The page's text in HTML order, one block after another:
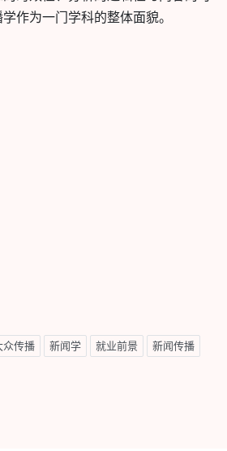
作为一门学科的整体面貌。
众传播 新闻学 就业前景 新闻传播